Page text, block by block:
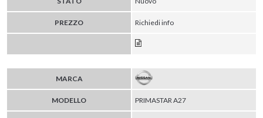
PREZZO Richiedi info
MARCA
MODELLO PRIMASTAR A27